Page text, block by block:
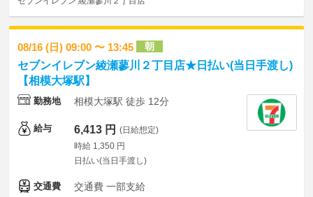
08/16 (日) 09:00 〜 13:45 朝
セブンイレブン綾瀬蓼川２丁目店★日払い(当日手渡し)
【相模大塚駅】
勤務地 相模大塚駅 徒歩 12分
給与 6,413 円 (日給想定)
時給 1,350 円
日払い(当日手渡し)
交通費 交通費 一部支給